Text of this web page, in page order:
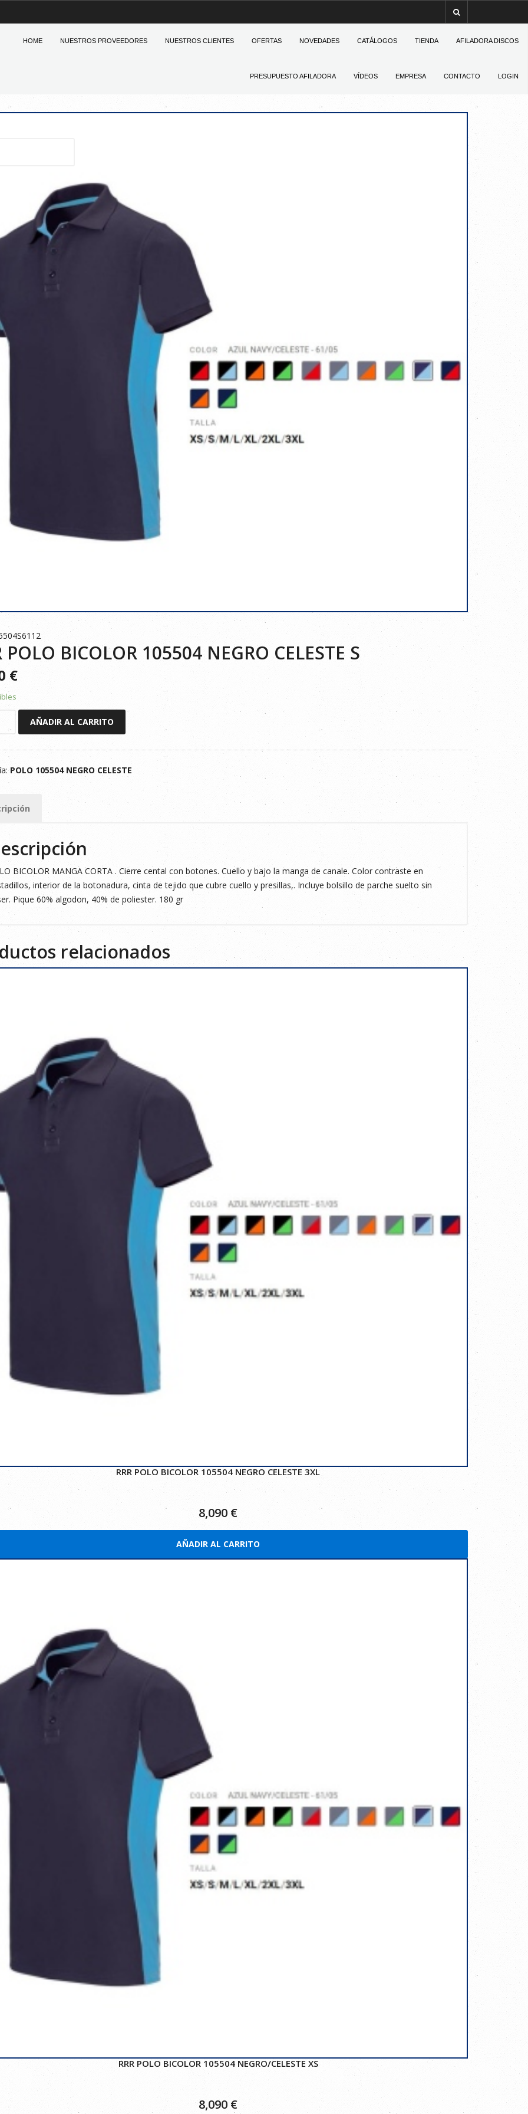
HOME NUESTROS PROVEEDORES NUESTROS CLIENTES OFERTAS NOVEDADES CATÁLOGOS TIENDA AFILADORA DISCOS
PRESUPUESTO AFILADORA VÍDEOS EMPRESA CONTACTO LOGIN
POLO BICOLOR 105504 NEGRO CELESTE S
€
AÑADIR AL CARRITO
POLO 105504 NEGRO CELESTE
BICOLOR MANGA CORTA . Cierre cental con botones. Cuello y bajo la manga de canale. Color contraste en
interior de la botonadura, cinta de tejido que cubre cuello y presillas,. Incluye bolsillo de parche suelto sin
Pique 60% algodon, 40% de poliester. 180 gr
relacionados
RRR POLO BICOLOR 105504 NEGRO CELESTE 3XL
8,090 €
AÑADIR AL CARRITO
RRR POLO BICOLOR 105504 NEGRO/CELESTE XS
8,090 €